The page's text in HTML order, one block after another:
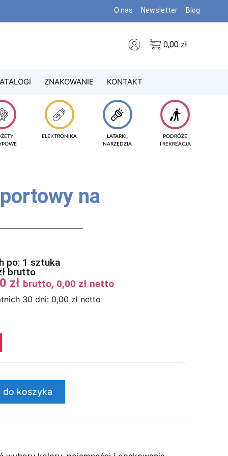
O nas Newsletter Blog
0,00 zł
ZNAKOWANIE KONTAKT
ELEKTRONIKA
LATARKI,
NARZĘDZIA
PODRÓŻE
I REKREACJA
na
po: 1 sztuka
brutto
zł brutto, 0,00 zł netto
30 dni: 0,00 zł netto
do koszyka